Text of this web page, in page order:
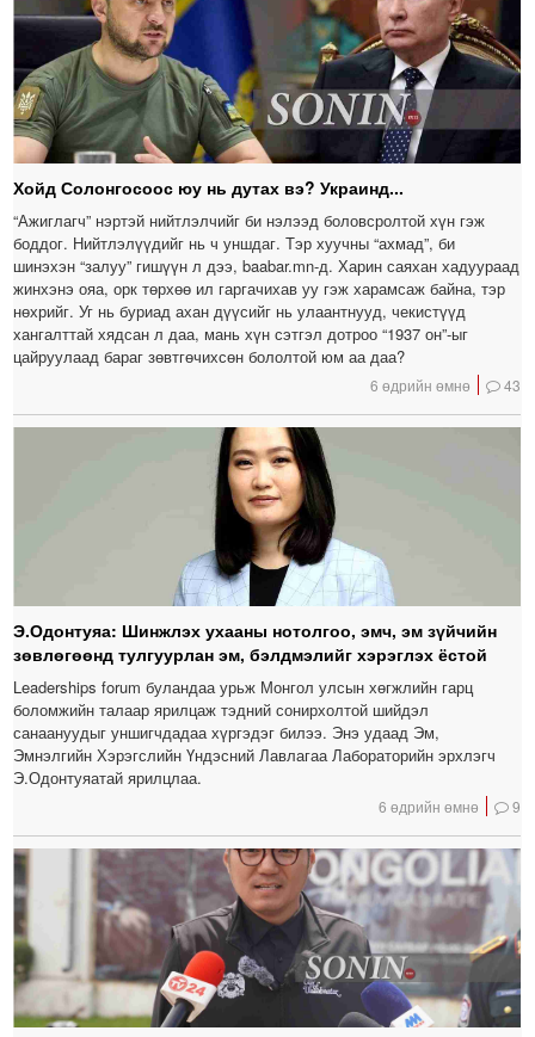
Хойд Солонгосоос юу нь дутах вэ? Украинд...
“Ажиглагч” нэртэй нийтлэлчийг би нэлээд боловсролтой хүн гэж
боддог. Нийтлэлүүдийг нь ч уншдаг. Тэр хуучны “ахмад”, би
шинэхэн “залуу” гишүүн л дээ, baabar.mn-д. Харин саяхан хадуураад
жинхэнэ ояа, орк төрхөө ил гаргачихав уу гэж харамсаж байна, тэр
нөхрийг. Уг нь буриад ахан дүүсийг нь улаантнууд, чекистүүд
хангалттай хядсан л даа, мань хүн сэтгэл дотроо “1937 он”-ыг
цайруулаад бараг зөвтгөчихсөн бололтой юм аа даа?
6 өдрийн өмнө 43
Э.Одонтуяа: Шинжлэх ухааны нотолгоо, эмч, эм зүйчийн
зөвлөгөөнд тулгуурлан эм, бэлдмэлийг хэрэглэх ёстой
Leaderships forum буландаа урьж Монгол улсын хөгжлийн гарц
боломжийн талаар ярилцаж тэдний сонирхолтой шийдэл
санаануудыг уншигчдадаа хүргэдэг билээ. Энэ удаад Эм,
Эмнэлгийн Хэрэгслийн Үндэсний Лавлагаа Лабораторийн эрхлэгч
Э.Одонтуяатай ярилцлаа.
6 өдрийн өмнө 9